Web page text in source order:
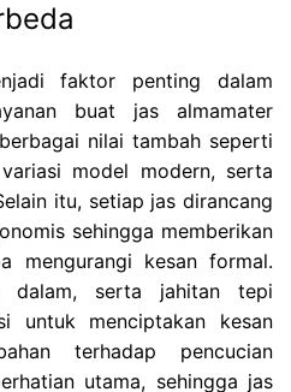
faktor penting dalam
buat jas almamater
nilai tambah seperti
model modern, serta
itu, setiap jas dirancang
sehingga memberikan
mengurangi kesan formal.
dalam, serta jahitan tepi
untuk menciptakan kesan
terhadap pencucian
utama, sehingga jas